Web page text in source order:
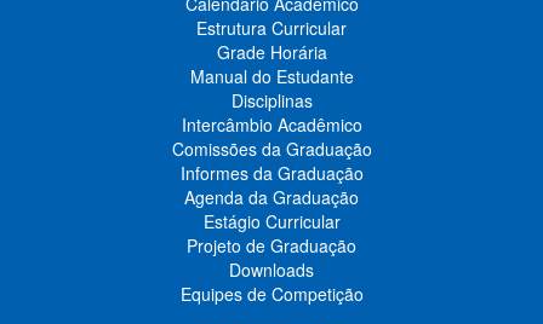
Estrutura Curricular
Grade Horária
Manual do Estudante
Disciplinas
Intercâmbio Acadêmico
Comissões da Graduação
Informes da Graduação
Agenda da Graduação
Estágio Curricular
Projeto de Graduação
Downloads
Equipes de Competição